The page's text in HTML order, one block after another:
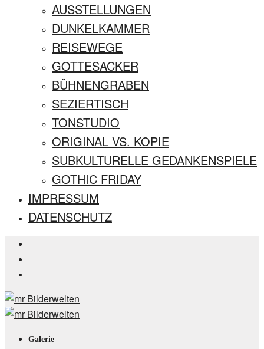
AUSSTELLUNGEN
DUNKELKAMMER
REISEWEGE
GOTTESACKER
BÜHNENGRABEN
SEZIERTISCH
TONSTUDIO
ORIGINAL VS. KOPIE
SUBKULTURELLE GEDANKENSPIELE
GOTHIC FRIDAY
IMPRESSUM
DATENSCHUTZ
Galerie